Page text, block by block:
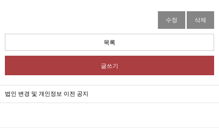
수정 삭제
목록
글쓰기
법인 변경 및 개인정보 이전 공지